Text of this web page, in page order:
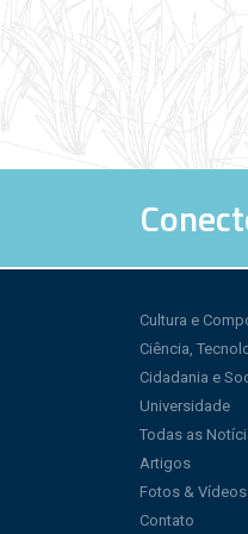
Cultura e
Ciência,
Cidadania e
Universidade
Todas as
Artigos
Fotos & Vídeos
Contato